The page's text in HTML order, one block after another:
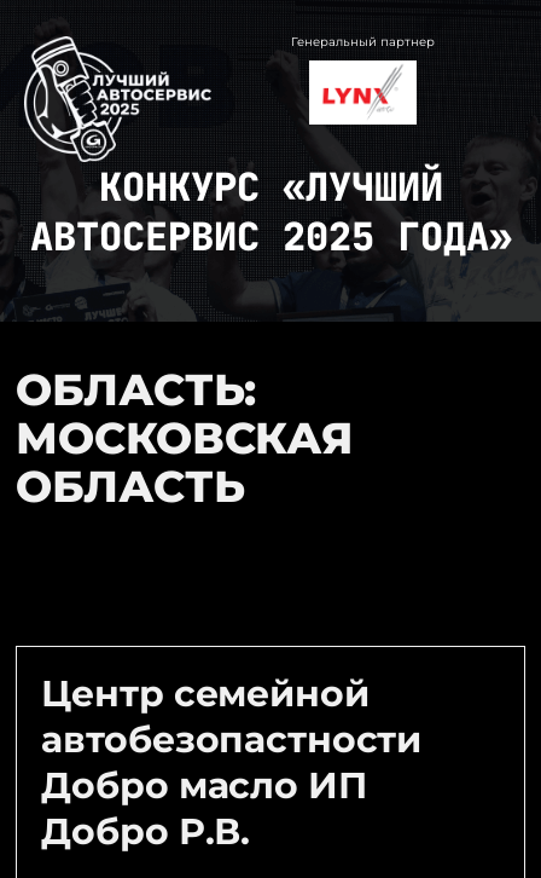
содержимому
Генеральный партнер
КОНКУРС «ЛУЧШИЙ
АВТОСЕРВИС 2025 ГОДА»
ОБЛАСТЬ:
МОСКОВСКАЯ
ОБЛАСТЬ
Центр семейной
автобезопастности
Добро масло ИП
Добро Р.В.